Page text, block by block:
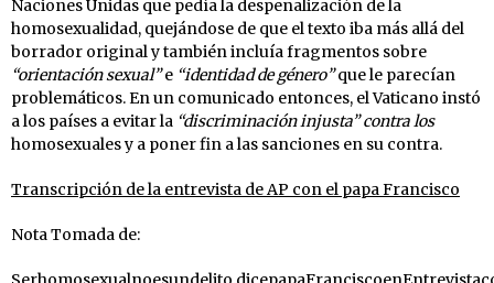
Naciones Unidas que pedía la despenalización de la
homosexualidad, quejándose de que el texto iba más allá del
borrador original y también incluía fragmentos sobre
“orientación sexual”e “identidad de género”que le parecían
problemáticos. En un comunicado entonces, el Vaticano instó
a los países a evitar la “discriminación injusta” contra los
homosexuales y a poner fin a las sanciones en su contra.
Transcripción de la entrevista de AP con el papa Francisco
Nota Tomada de: